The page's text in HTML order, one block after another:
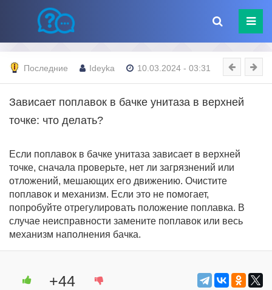
Последние Ideyka 10.03.2024 - 03:31
Зависает поплавок в бачке унитаза в верхней
точке: что делать?
Если поплавок в бачке унитаза зависает в верхней
точке, сначала проверьте, нет ли загрязнений или
отложений, мешающих его движению. Очистите
поплавок и механизм. Если это не помогает,
попробуйте отрегулировать положение поплавка. В
случае неисправности замените поплавок или весь
механизм наполнения бачка.
+44